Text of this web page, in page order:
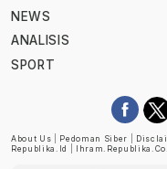
NEWS
ANALISIS
SPORT
About Us Pedoman Siber
Republika.id